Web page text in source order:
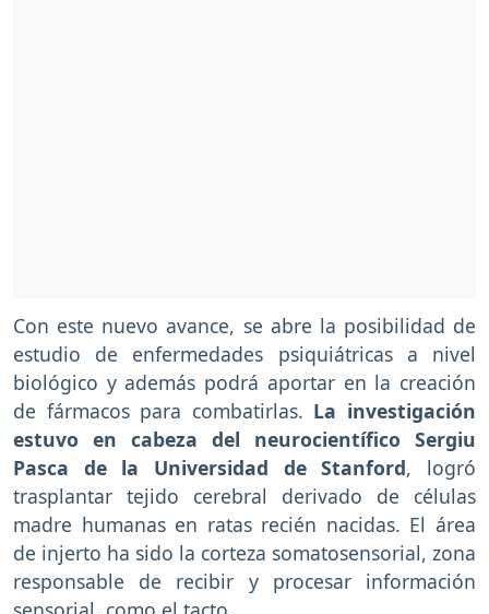
Con este nuevo avance, se abre la posibilidad de
estudio de enfermedades psiquiátricas a nivel
biológico y además podrá aportar en la creación
de fármacos para combatirlas. La investigación
estuvo en cabeza del neurocientífico Sergiu
Pasca de la Universidad de Stanford, logró
trasplantar tejido cerebral derivado de células
madre humanas en ratas recién nacidas. El área
de injerto ha sido la corteza somatosensorial, zona
responsable de recibir y procesar información